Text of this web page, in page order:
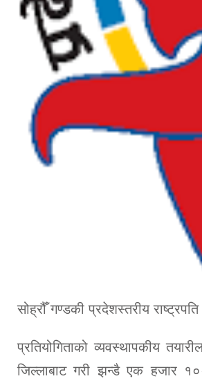
सोह्रौँ गण्डकी प्रदेशस्तरीय
प्रतियोगिताको व्यवस्थापकीय
जिल्लाबाट गरी झन्डै एक हजार